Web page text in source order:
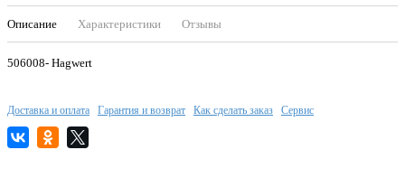
Описание Характеристики Отзывы
506008- Hagwert
Доставка и оплата Гарантия и возврат Как сделать заказ Сервис